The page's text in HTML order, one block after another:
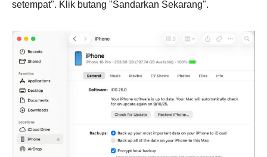
setempat". Klik butang "Sandarkan Sekarang".